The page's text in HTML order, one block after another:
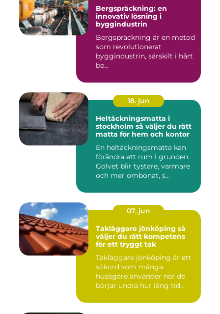
Bergspräckning: en
innovativ lösning i
byggindustrin
Bergspräckning är en metod
som revolutionerat
byggindustrin, särskilt i hårt
be...
18. jun
Heltäckningsmatta i
stockholm så väljer du rätt
matta för hem och kontor
En heltäckningsmatta kan
förändra ett rum i grunden.
Golvet blir tystare, varmare
och mer ombonat, s...
07. jun
Takläggare jönköping så
väljer du rätt kompetens
för ett tryggt tak
Takläggare jönköping är ett
sökord som många
husägare använder när de
börjar undra hur lång tid